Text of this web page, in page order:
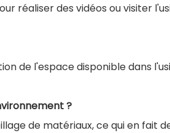
réaliser des vidéos ou visiter
de l'espace disponible dans
?
de matériaux, ce qui en fait